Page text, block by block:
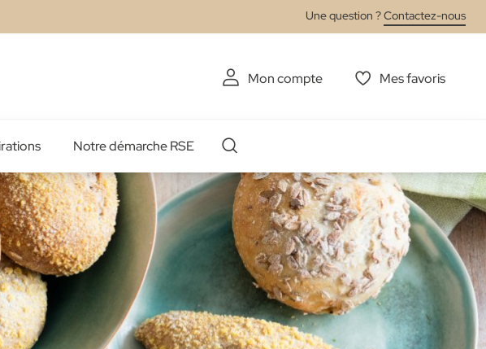
Une question ?Contactez-nous
Mon compte Mes favoris
Notre démarche RSE